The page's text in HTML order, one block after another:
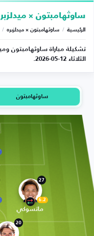
ساوثهامبتون ×
الرئيسية / ساوثهامبتون × ميدلزبره /
تشكيلة مباراة ساوثهامبتون
الثلاثاء 12-05-2026.
ساوثهامبتون
27
6.2
ماتسوكي
20